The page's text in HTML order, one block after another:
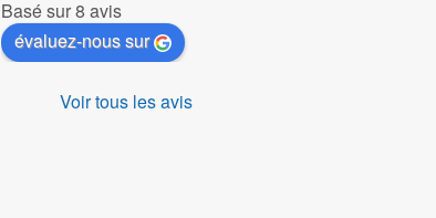
Basé sur 8 avis
évaluez-nous sur
Voir tous les avis